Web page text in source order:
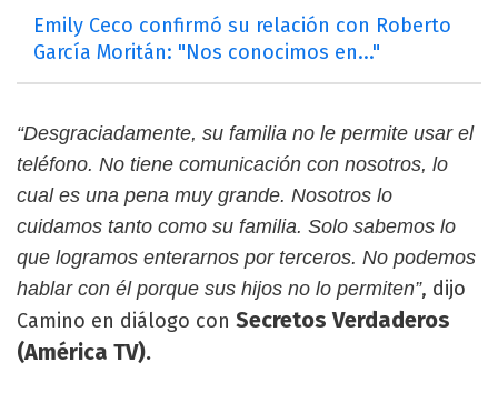
Emily Ceco confirmó su relación con Roberto
García Moritán: "Nos conocimos en..."
“Desgraciadamente, su familia no le permite usar el
teléfono. No tiene comunicación con nosotros, lo
cual es una pena muy grande. Nosotros lo
cuidamos tanto como su familia. Solo sabemos lo
que logramos enterarnos por terceros. No podemos
hablar con él porque sus hijos no lo permiten”, dijo
Camino en diálogo con Secretos Verdaderos
(América TV).